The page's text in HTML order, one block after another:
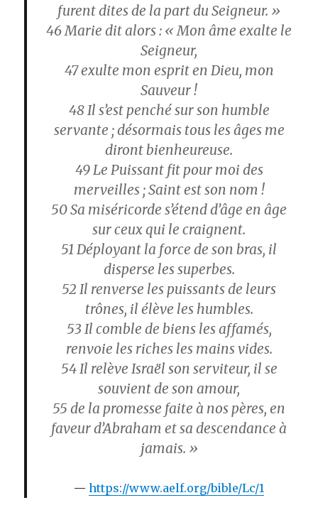
furent dites de la part du Seigneur. »
46Marie dit alors : « Mon âme exalte le
Seigneur,
47exulte mon esprit en Dieu, mon
Sauveur !
48Il s’est penché sur son humble
servante ; désormais tous les âges me
diront bienheureuse.
49Le Puissant fit pour moi des
merveilles ; Saint est son nom !
50Sa miséricorde s’étend d’âge en âge
sur ceux qui le craignent.
51 Déployant la force de son bras, il
disperse les superbes.
52 Il renverse les puissants de leurs
trônes, il élève les humbles.
53 Il comble de biens les affamés,
renvoie les riches les mains vides.
54Il relève Israël son serviteur, il se
souvient de son amour,
55 de la promesse faite à nos pères, en
faveur d’Abraham et sa descendance à
jamais. »
https://www.aelf.org/bible/Lc/1